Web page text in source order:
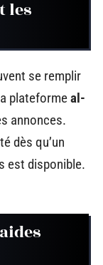
les
se remplir
plateformeal-
annonces.
dès qu’un
est disponible.